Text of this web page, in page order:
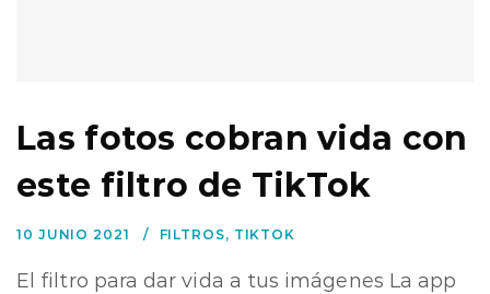
Las fotos cobran vida con
este filtro de TikTok
10 JUNIO 2021 FILTROS, TIKTOK
El filtro para dar vida a tus imágenes La app